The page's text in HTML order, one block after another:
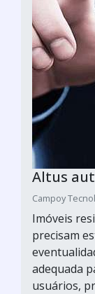
Altus
Campoy
Imóveis
precisam
adequada
usuários,